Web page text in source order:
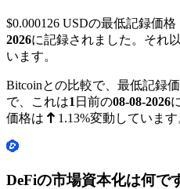
$0.000126 USDの最低記録価格
2026に記録されました。それ
います。
Bitcoinとの比較で、最低記録
で、これは1 日前の08-08-2026
価格は
1.13%変動しています
DeFiの市場資本化は何で